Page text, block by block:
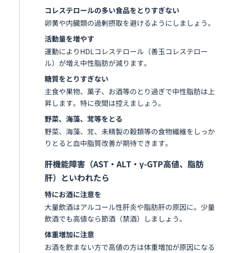
コレステロールの多い食品をとりすぎない
卵黄や内臓類の過剰摂取を避けるようにしましょう。
活動量を増やす
運動によりHDLコレステロール（善玉コレステロー
ル）が増え中性脂肪が減ります。
糖質をとりすぎない
主食や果物、菓子、お酒等のとり過ぎで中性脂肪は上
昇します。特に夜間は控えましょう。
野菜、海藻、茸等をとる
野菜、海藻、茸、未精製の穀類等の食物繊維をしっか
りとると血中脂質改善が期待できます。
肝機能障害（AST・ALT・γ-GTP高値、脂肪
肝）といわれたら
特にお酒に注意を
大量飲酒はアルコール性肝炎や脂肪肝の原因に。少量
飲酒でも高値なら節酒（禁酒）しましょう。
体重増加に注意
お酒を飲まない方で高値の方は体重増加が原因になる